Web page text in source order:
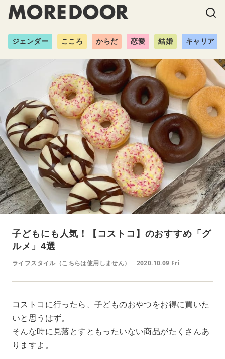
ジェンダー こころ からだ 恋愛 結婚 キャリア
子どもにも人気！【コストコ】のおすすめ「グ
ルメ」4選
ライフスタイル（こちらは使用しません） 2020.10.09 Fri
コストコに行ったら、子どものおやつをお得に買いた
いと思うはず。
そんな時に見落とすともったいない商品がたくさんあ
りますよ。